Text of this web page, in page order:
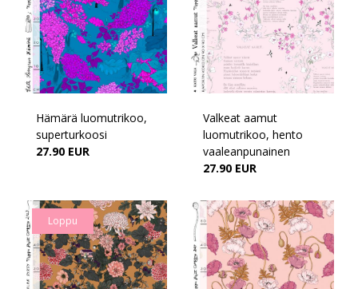
Hämärä luomutrikoo,
superturkoosi
27.90 EUR
Valkeat aamut
luomutrikoo, hento
vaaleanpunainen
27.90 EUR
Loppu